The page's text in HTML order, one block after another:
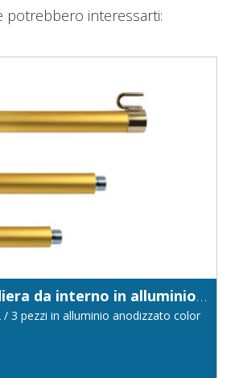
potrebbero interessarti:
Aste per bandiera da interno in alluminio anodizzato color oro diametro 22
3 pezzi in alluminio anodizzato color